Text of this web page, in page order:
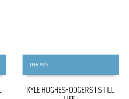
LEER MÁS
KYLE HUGHES-ODGERS | STILL